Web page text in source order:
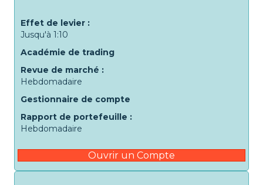
Effet de levier :
Jusqu'à 1:10
Académie de trading
Revue de marché :
Hebdomadaire
Gestionnaire de compte
Rapport de portefeuille :
Hebdomadaire
Ouvrir un Compte